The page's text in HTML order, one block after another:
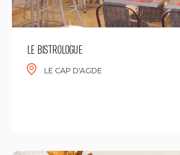
LE BISTROLOGUE
LE CAP D'AGDE